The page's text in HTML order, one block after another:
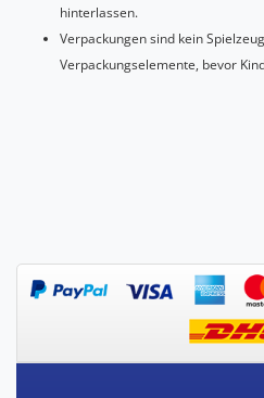
hinterlassen.
Verpackungen sind kein
Verpackungselemente, bevor